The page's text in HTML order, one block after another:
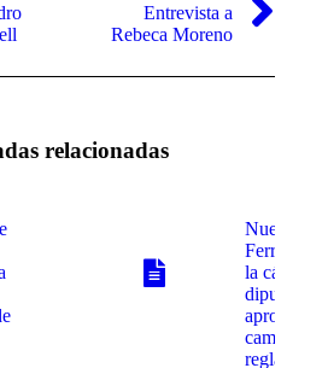
Publicación
siguiente:
Entrevista a
Rebeca Moreno
relacionadas
Nueva
la cámara
diputados
aprobo
cambios a